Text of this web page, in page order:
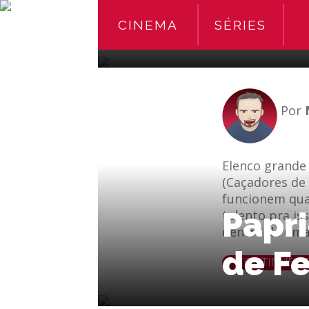
CINEMA SÉRIES
um
Por
Elenco
(Caçadores
funcionem
talento pra
dentro de
CONTINUE
de